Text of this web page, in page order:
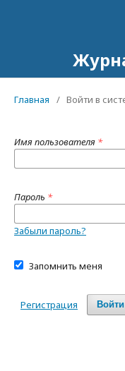
Главная / Войти в
Имя пользователя *
Пароль *
Забыли пароль?
Запомнить меня
Регистрация